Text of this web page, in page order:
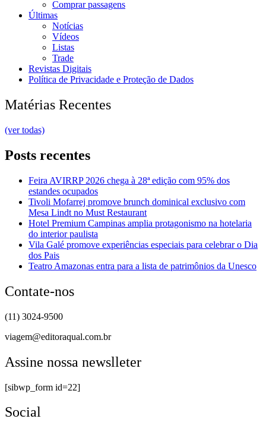
Comprar passagens
Últimas
Notícias
Vídeos
Listas
Trade
Revistas Digitais
Política de Privacidade e Proteção de Dados
Matérias Recentes
(ver todas)
Posts recentes
Feira AVIRRP 2026 chega à 28ª edição com 95% dos
estandes ocupados
Tivoli Mofarrej promove brunch dominical exclusivo com
Mesa Lindt no Must Restaurant
Hotel Premium Campinas amplia protagonismo na hotelaria
do interior paulista
Vila Galé promove experiências especiais para celebrar o Dia
dos Pais
Teatro Amazonas entra para a lista de patrimônios da Unesco
Contate-nos
(11) 3024-9500
viagem@editoraqual.com.br
Assine nossa newslleter
[sibwp_form id=22]
Social